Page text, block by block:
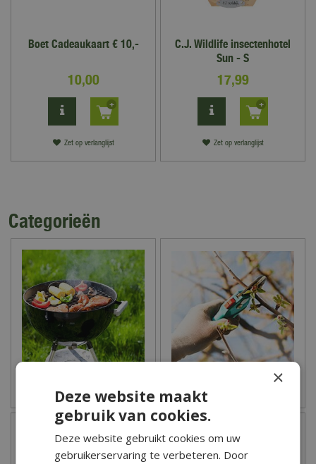
Boet Cadeaukaart € 10,-
10,00
Zet op verlanglijst
C.J. Wildlife insectenhotel
Sun - S
17,99
Zet op verlanglijst
Categorieën
Barbecue Tuingereedschap
×
Deze website maakt
gebruik van cookies.
Deze website gebruikt cookies om uw
gebruikerservaring te verbeteren. Door